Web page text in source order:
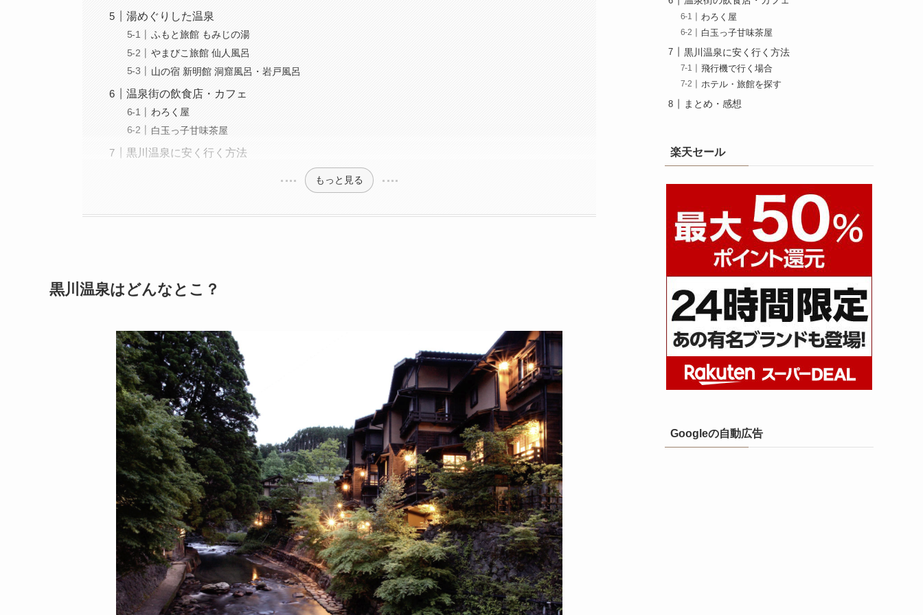
湯めぐりした温泉
ふもと旅館 もみじの湯
やまびこ旅館 仙人風呂
山の宿 新明館 洞窟風呂・岩戸風呂
温泉街の飲食店・カフェ
わろく屋
白玉っ子甘味茶屋
黒川温泉に安く行く方法
もっと見る
黒川温泉はどんなとこ？
わろく屋
白玉っ子甘味茶屋
黒川温泉に安く行く方法
飛行機で行く場合
ホテル・旅館を探す
まとめ・感想
楽天セール
Googleの自動広告